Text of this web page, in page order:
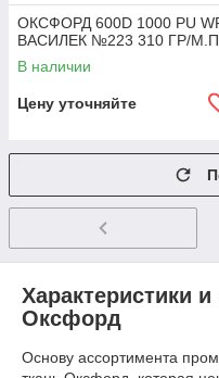
ОКСФОРД 600D 1000 PU
ВАСИЛЕК №223 310 ГР/М.П.
В наличии
Цену уточняйте
Характеристики
Оксфорд
Основу ассортимента